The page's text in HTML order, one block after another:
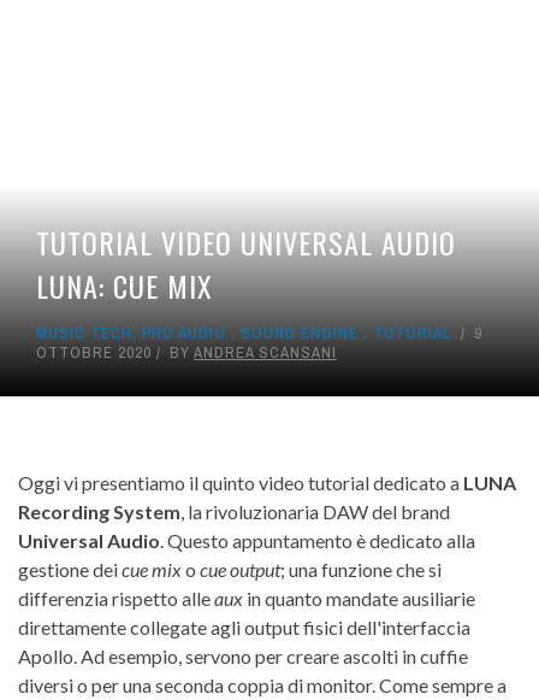
TUTORIAL VIDEO UNIVERSAL AUDIO
LUNA: CUE MIX
MUSIC TECH, PRO AUDIO , SOUND ENGINE , TUTORIAL
9
OTTOBRE 2020
BY ANDREA SCANSANI
Oggi vi presentiamo il quinto video tutorial dedicato a LUNA
Recording System , la rivoluzionaria DAW del brand
Universal Audio . Questo appuntamento è dedicato alla
gestione deicue mixo cue output; una funzione che si
differenzia rispetto alleaux in quanto mandate ausiliarie
direttamente collegate agli output fisici dell'interfaccia
Apollo. Ad esempio, servono per creare ascolti in cuffie
diversi o per una seconda coppia di monitor. Come sempre a